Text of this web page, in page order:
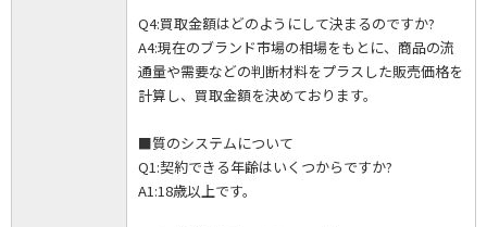
Q4:買取金額はどのようにして決まるのですか?
A4:現在のブランド市場の相場をもとに、商品の流
通量や需要などの判断材料をプラスした販売価格を
計算し、買取金額を決めております。
■質のシステムについて
Q1:契約できる年齢はいくつからですか?
A1:18歳以上です。